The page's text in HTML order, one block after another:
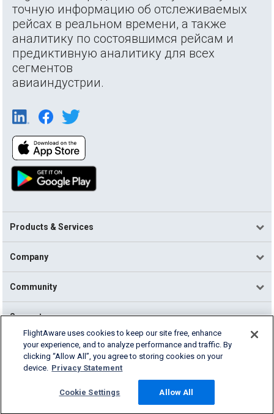
точную информацию об отслеживаемых
рейсах в реальном времени, а также
аналитику по состоявшимся рейсам и
предиктивную аналитику для всех
сегментов
авиаиндустрии.
Products & Services
Company
Community
Support
English (USA)
2026 FlightAware
Cookie Settings
FlightAware uses cookies to keep our site free, enhance
your experience, and to analyze performance and traffic. By
clicking “Allow All”, you agree to storing cookies on your
device. Privacy Statement
Cookie Settings Allow All